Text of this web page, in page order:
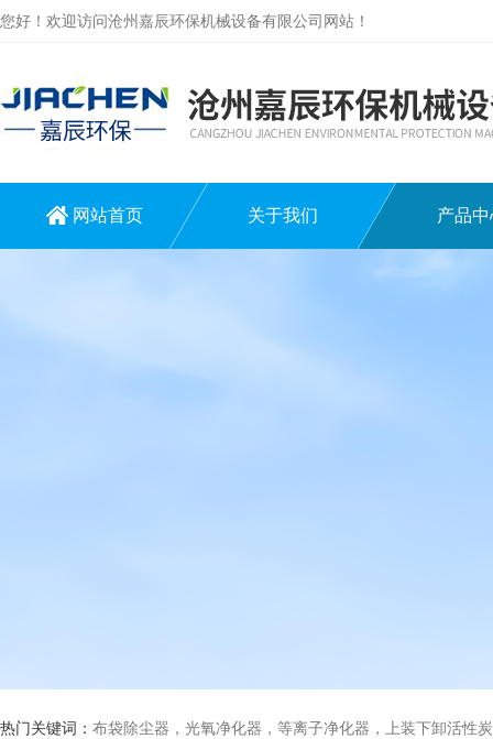
您好！欢迎访问沧州嘉辰环保机械设备有限公司网站！
网站首页 关于我们 产品中
热门关键词： 布袋除尘器，光氧净化器，等离子净化器，上装下卸活性炭吸附箱，打磨除尘